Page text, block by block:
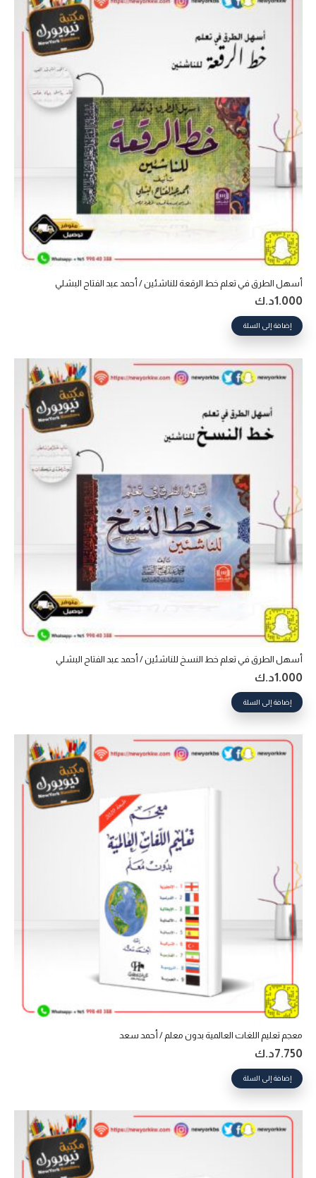
أسهل الطرق في تعلم خط الرقعة للناشئين / أحمد عبد الفتاح البشلي
1.000د.ك
إضافة إلى السلة
أسهل الطرق في تعلم خط النسخ للناشئين / أحمد عبد الفتاح البشلي
1.000د.ك
إضافة إلى السلة
معجم تعليم اللغات العالمية بدون معلم / أحمد سعد
7.750د.ك
إضافة إلى السلة